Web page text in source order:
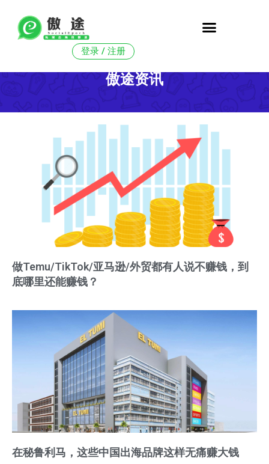
跳
文
登录 / 注册
傲途资讯
做Temu/TikTok/亚马逊/外贸都有人说不赚钱，到
底哪里还能赚钱？
在秘鲁利马，这些中国出海品牌这样无痛赚大钱